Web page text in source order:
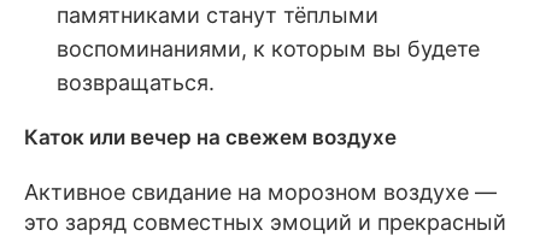
памятниками станут тёплыми
воспоминаниями, к которым вы будете
возвращаться.
Каток или вечер на свежем воздухе
Активное свидание на морозном воздухе —
это заряд совместных эмоций и прекрасный